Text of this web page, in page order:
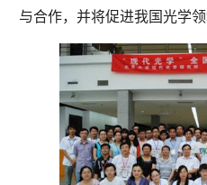
与合作，并将促进我国光学